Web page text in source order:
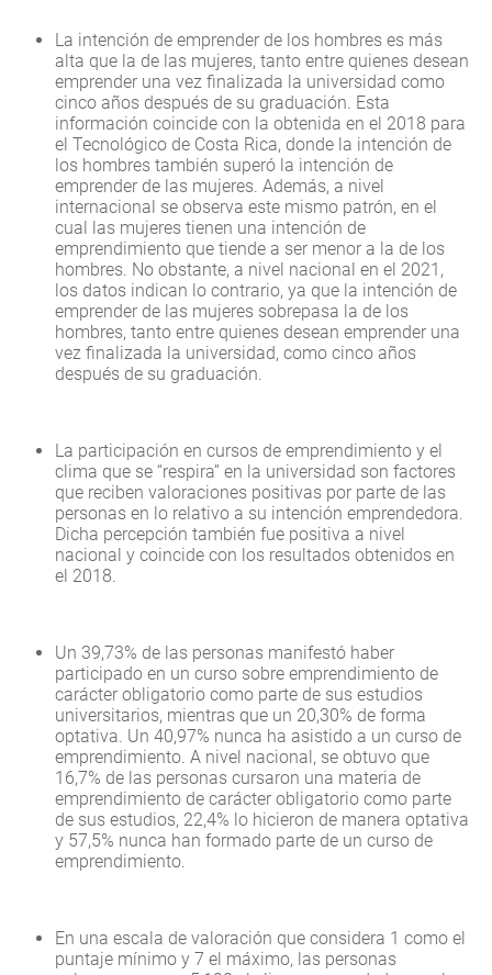
La intención de emprender de los hombres es más
alta que la de las mujeres, tanto entre quienes desean
emprender una vez finalizada la universidad como
cinco años después de su graduación. Esta
información coincide con la obtenida en el 2018 para
el Tecnológico de Costa Rica, donde la intención de
los hombres también superó la intención de
emprender de las mujeres. Además, a nivel
internacional se observa este mismo patrón, en el
cual las mujeres tienen una intención de
emprendimiento que tiende a ser menor a la de los
hombres. No obstante, a nivel nacional en el 2021,
los datos indican lo contrario, ya que la intención de
emprender de las mujeres sobrepasa la de los
hombres, tanto entre quienes desean emprender una
vez finalizada la universidad, como cinco años
después de su graduación.
La participación en cursos de emprendimiento y el
clima que se “respira” en la universidad son factores
que reciben valoraciones positivas por parte de las
personas en lo relativo a su intención emprendedora.
Dicha percepción también fue positiva a nivel
nacional y coincide con los resultados obtenidos en
el 2018.
Un 39,73% de las personas manifestó haber
participado en un curso sobre emprendimiento de
carácter obligatorio como parte de sus estudios
universitarios, mientras que un 20,30% de forma
optativa. Un 40,97% nunca ha asistido a un curso de
emprendimiento. A nivel nacional, se obtuvo que
16,7% de las personas cursaron una materia de
emprendimiento de carácter obligatorio como parte
de sus estudios, 22,4% lo hicieron de manera optativa
y 57,5% nunca han formado parte de un curso de
emprendimiento.
En una escala de valoración que considera 1 como el
puntaje mínimo y 7 el máximo, las personas